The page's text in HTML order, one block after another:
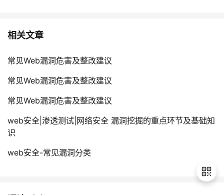
相关文章
常见Web漏洞危害及整改建议
常见Web漏洞危害及整改建议
常见Web漏洞危害及整改建议
web安全|渗透测试|网络安全 漏洞挖掘的重点环节及基础知
识
web安全-常见漏洞分类